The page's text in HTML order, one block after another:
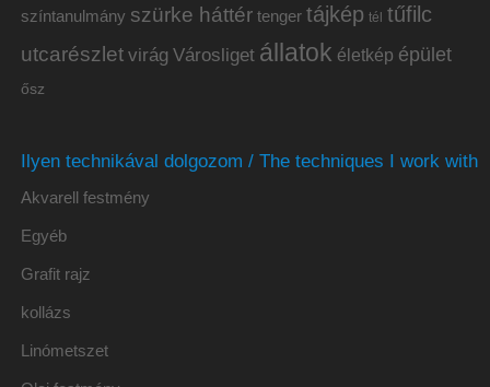
színtanulmány szürke háttér tenger tájkép tél tűfilc
utcarészlet virág Városliget állatok életkép épület
ősz
Ilyen technikával dolgozom / The techniques I work with
Akvarell festmény
Egyéb
Grafit rajz
kollázs
Linómetszet